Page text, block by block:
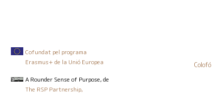
Cofundat pel programa
Erasmus+ de la Unió Europea
A Rounder Sense of Purpose, de
The RSP Partnership,
Colofó